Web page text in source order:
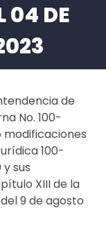
04 DE
de
No. 100-
modificaciones
100-
sus
XIII de la
9 de agosto